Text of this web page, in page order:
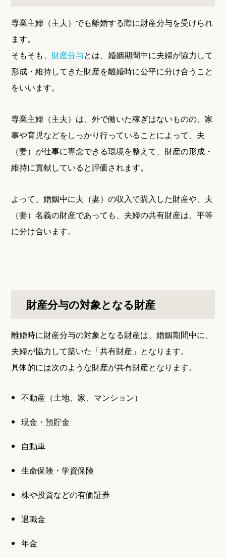
専業主婦（主夫）でも離婚する際に財産分与を受けられ
ます。
そもそも、 財産分与とは、婚姻期間中に夫婦が協力して
形成・維持してきた財産を離婚時に公平に分け合うこと
をいいます。
専業主婦（主夫）は、外で働いた稼ぎはないものの、家
事や育児などをしっかり行っていることによって、夫
（妻）が仕事に専念できる環境を整えて、財産の形成・
維持に貢献していると評価されます。
よって、婚姻中に夫（妻）の収入で購入した財産や、夫
（妻）名義の財産であっても、夫婦の共有財産は、平等
に分け合います。
財産分与の対象となる財産
離婚時に財産分与の対象となる財産は、婚姻期間中に、
夫婦が協力して築いた「共有財産」となります。
具体的には次のような財産が共有財産となります。
不動産（土地、家、マンション）
現金・預貯金
自動車
生命保険・学資保険
株や投資などの有価証券
退職金
年金